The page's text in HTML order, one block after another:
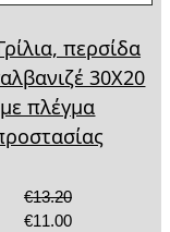
περσίδα
30Χ20
με πλέγμα
€13.20
€11.00